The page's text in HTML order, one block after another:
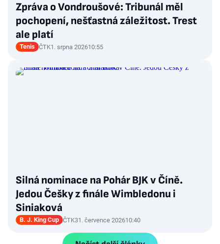
Zpráva o Vondroušové: Tribunál měl
pochopení, nešťastná záležitost. Trest
ale platí
Tenis ČTK1. srpna 202610:55
Silná nominace na Pohár BJK v Číně.
Jedou Češky z finále Wimbledonu i
Siniaková
B. J. King Cup ČTK31. července 202610:40